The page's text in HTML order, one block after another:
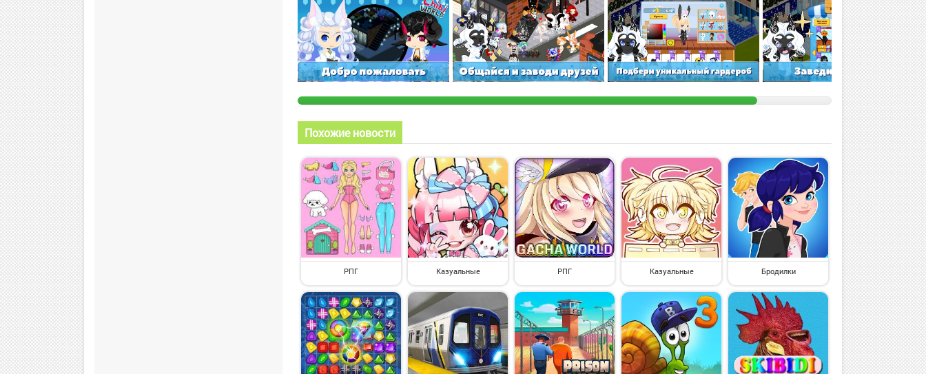
Похожие новости
РПГ Казуальные РПГ Казуальные Бродилки